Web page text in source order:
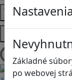
Základné
po webovej
Témy
Platformy
Načítam blogy